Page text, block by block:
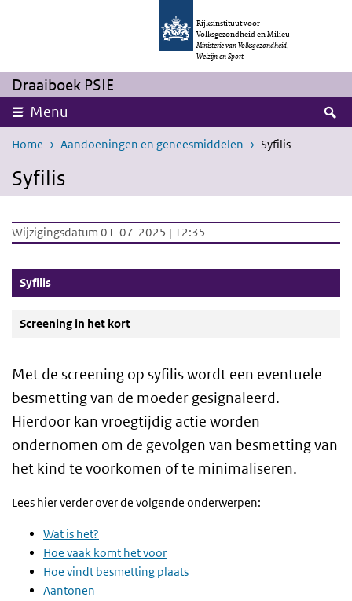
Overslaan en naar de inhoud gaan
Rijksinstituut voor
Volksgezondheid en Milieu
Ministerie van Volksgezondheid,
Welzijn en Sport
Draaiboek PSIE
Menu
Home Aandoeningen en geneesmiddelen Syfilis
Syfilis
Wijzigingsdatum 01-07-2025 | 12:35
Syfilis(Actieve knop)
Screening in het kort
Met de screening op syfilis wordt een eventuele
besmetting van de moeder gesignaleerd.
Hierdoor kan vroegtijdig actie worden
ondernomen om de gevolgen van besmetting van
het kind te voorkomen of te minimaliseren.
Lees hier verder over de volgende onderwerpen:
Wat is het?
Hoe vaak komt het voor
Hoe vindt besmetting plaats
Aantonen